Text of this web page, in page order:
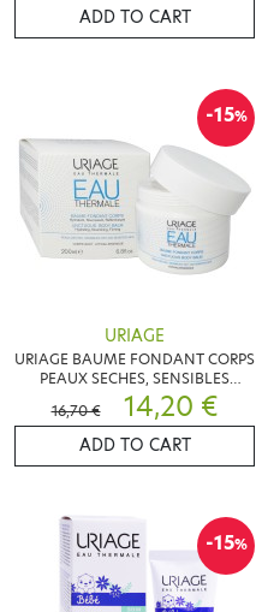
ADD TO CART
-15%
URIAGE
URIAGE BAUME FONDANT CORPS
PEAUX SECHES, SENSIBLES
200ML
16,70 € 14,20 €
ADD TO CART
-15%